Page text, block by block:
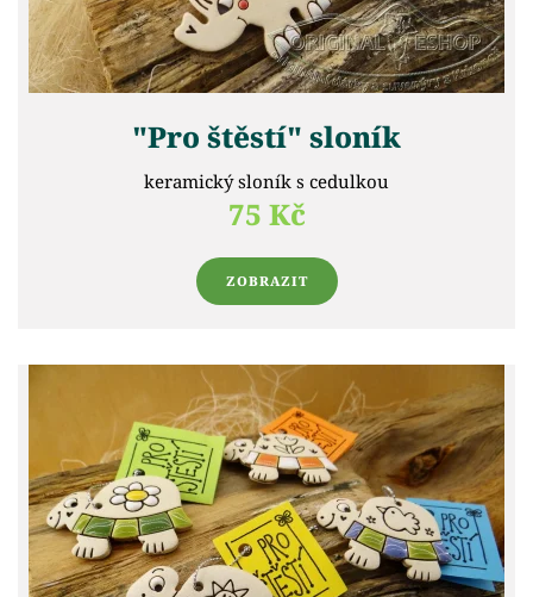
"Pro štěstí" sloník
keramický sloník s cedulkou
75 Kč
ZOBRAZIT